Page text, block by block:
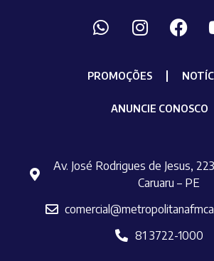
PROMOÇÕES
ANUNCIE CONOSCO
Av. José Rodrigues de Jesus,
Caruaru – PE
81 3722-1000